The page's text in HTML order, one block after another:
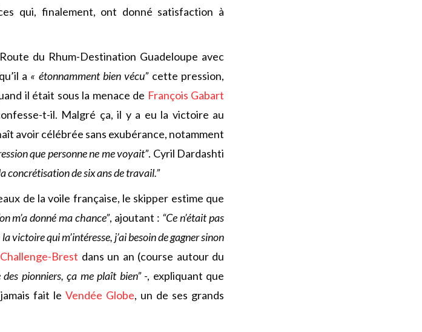
qui, finalement, ont donné satisfaction à
du Rhum-Destination Guadeloupe avec
a « étonnamment bien vécu”cette pression,
il était sous la menace de François Gabart
t-il. Malgré ça, il y a eu la victoire au
avoir célébrée sans exubérance, notamment
que personne ne me voyait”. Cyril Dardashti
concrétisation de six ans de travail.”
de la voile française, le skipper estime que
m’a donné ma chance”, ajoutant : “Ce n’était pas
victoire qui m’intéresse, j’ai besoin de gagner sinon
Brest dans un an (course autour du
des pionniers, ça me plaît bien”-, expliquant que
fait le Vendée Globe, un de ses grands